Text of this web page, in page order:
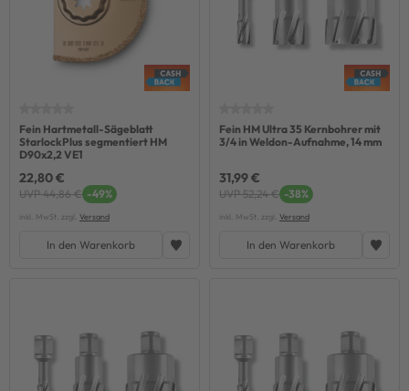
Fein Hartmetall-Sägeblatt
StarlockPlus segmentiert HM
D90x2,2 VE1
22,80 €
UVP 44,86 € -49%
inkl. MwSt. zzgl. Versand
In den Warenkorb
Fein HM Ultra 35 Kernbohrer mit
3/4 in Weldon-Aufnahme, 14 mm
31,99 €
UVP 52,24 € -38%
inkl. MwSt. zzgl. Versand
In den Warenkorb